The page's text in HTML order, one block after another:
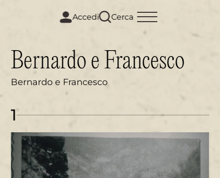
Accedi Cerca
Bernardo e Francesco
Bernardo e Francesco
1